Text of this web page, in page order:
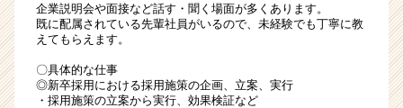
企業説明会や面接など話す・聞く場面が多くあります。
既に配属されている先輩社員がいるので、未経験でも丁寧に教
えてもらえます。
〇具体的な仕事
◎新卒採用における採用施策の企画、立案、実行
・採用施策の立案から実行、効果検証など